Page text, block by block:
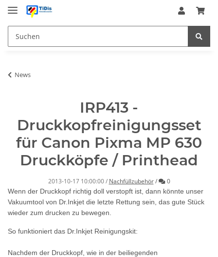
News
IRP413 -
Druckkopfreinigungsset
für Canon Pixma MP 630
Druckköpfe / Printhead
2013-10-17 10:00:00 / Nachfüllzubehör / Kommentare
0
Wenn der Druckkopf richtig doll verstopft ist, dann könnte unser
Vakuumtool von Dr.Inkjet die letzte Rettung sein, das gute Stück
wieder zum drucken zu bewegen.
So funktioniert das Dr.Inkjet Reinigungskit:
Nachdem der Druckkopf, wie in der beiliegenden